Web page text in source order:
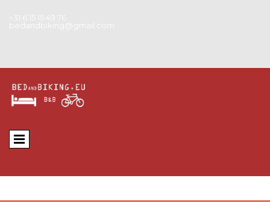
+31 6 15 15 49 76
bedandbiking@gmail.com